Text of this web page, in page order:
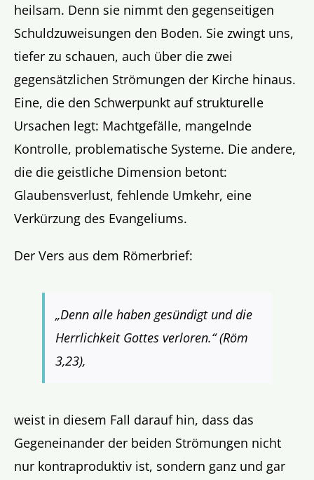
heilsam. Denn sie nimmt den gegenseitigen
Schuldzuweisungen den Boden. Sie zwingt uns,
tiefer zu schauen, auch über die zwei
gegensätzlichen Strömungen der Kirche hinaus.
Eine, die den Schwerpunkt auf strukturelle
Ursachen legt: Machtgefälle, mangelnde
Kontrolle, problematische Systeme. Die andere,
die die geistliche Dimension betont:
Glaubensverlust, fehlende Umkehr, eine
Verkürzung des Evangeliums.
Der Vers aus dem Römerbrief:
„Denn alle haben gesündigt und die
Herrlichkeit Gottes verloren.“ (Röm
3,23),
weist in diesem Fall darauf hin, dass das
Gegeneinander der beiden Strömungen nicht
nur kontraproduktiv ist, sondern ganz und gar